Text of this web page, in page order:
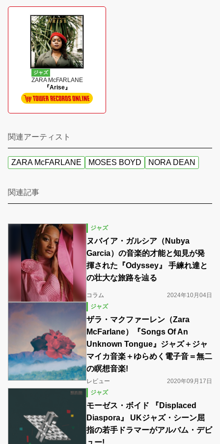
ジャズ
ZARA McFARLANE
『Arise』
関連アーティスト
ZARA McFARLANE MOSES BOYD NORA DEAN
関連記事
ジャズ
ヌバイア・ガルシア（Nubya
Garcia）の音楽的才能と知見が発
揮された『Odyssey』 手練れ達と
の壮大な旅路を辿る
コラム
2024年10月04日
ジャズ
ザラ・マクファーレン（Zara
McFarlane）『Songs Of An
Unknown Tongue』ジャズ＋ジャ
マイカ音楽＋ゆらめく電子音＝無二
の瞑想音楽!
レビュー
2020年09月17日
ジャズ
モーゼス・ボイド 『Displaced
Diaspora』 UKジャズ・シーン屈
指の若手ドラマーがアルバム・デビ